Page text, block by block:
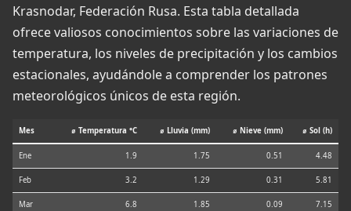
Krasnodar, Federación Rusa. Esta tabla detallada
ofrece valiosos conocimientos sobre las variaciones de
temperatura, los niveles de precipitación y los cambios
estacionales, ayudándole a comprender los patrones
meteorológicos únicos de esta región.
Mes ⌀ Temperatura °C ⌀ Lluvia (mm) ⌀ Nieve (mm) ⌀ Sol (h)
Ene 1.9 1.75 0.51 4.48
Feb 3.2 1.29 0.31 5.81
Mar 6.8 1.85 0.09 7.15